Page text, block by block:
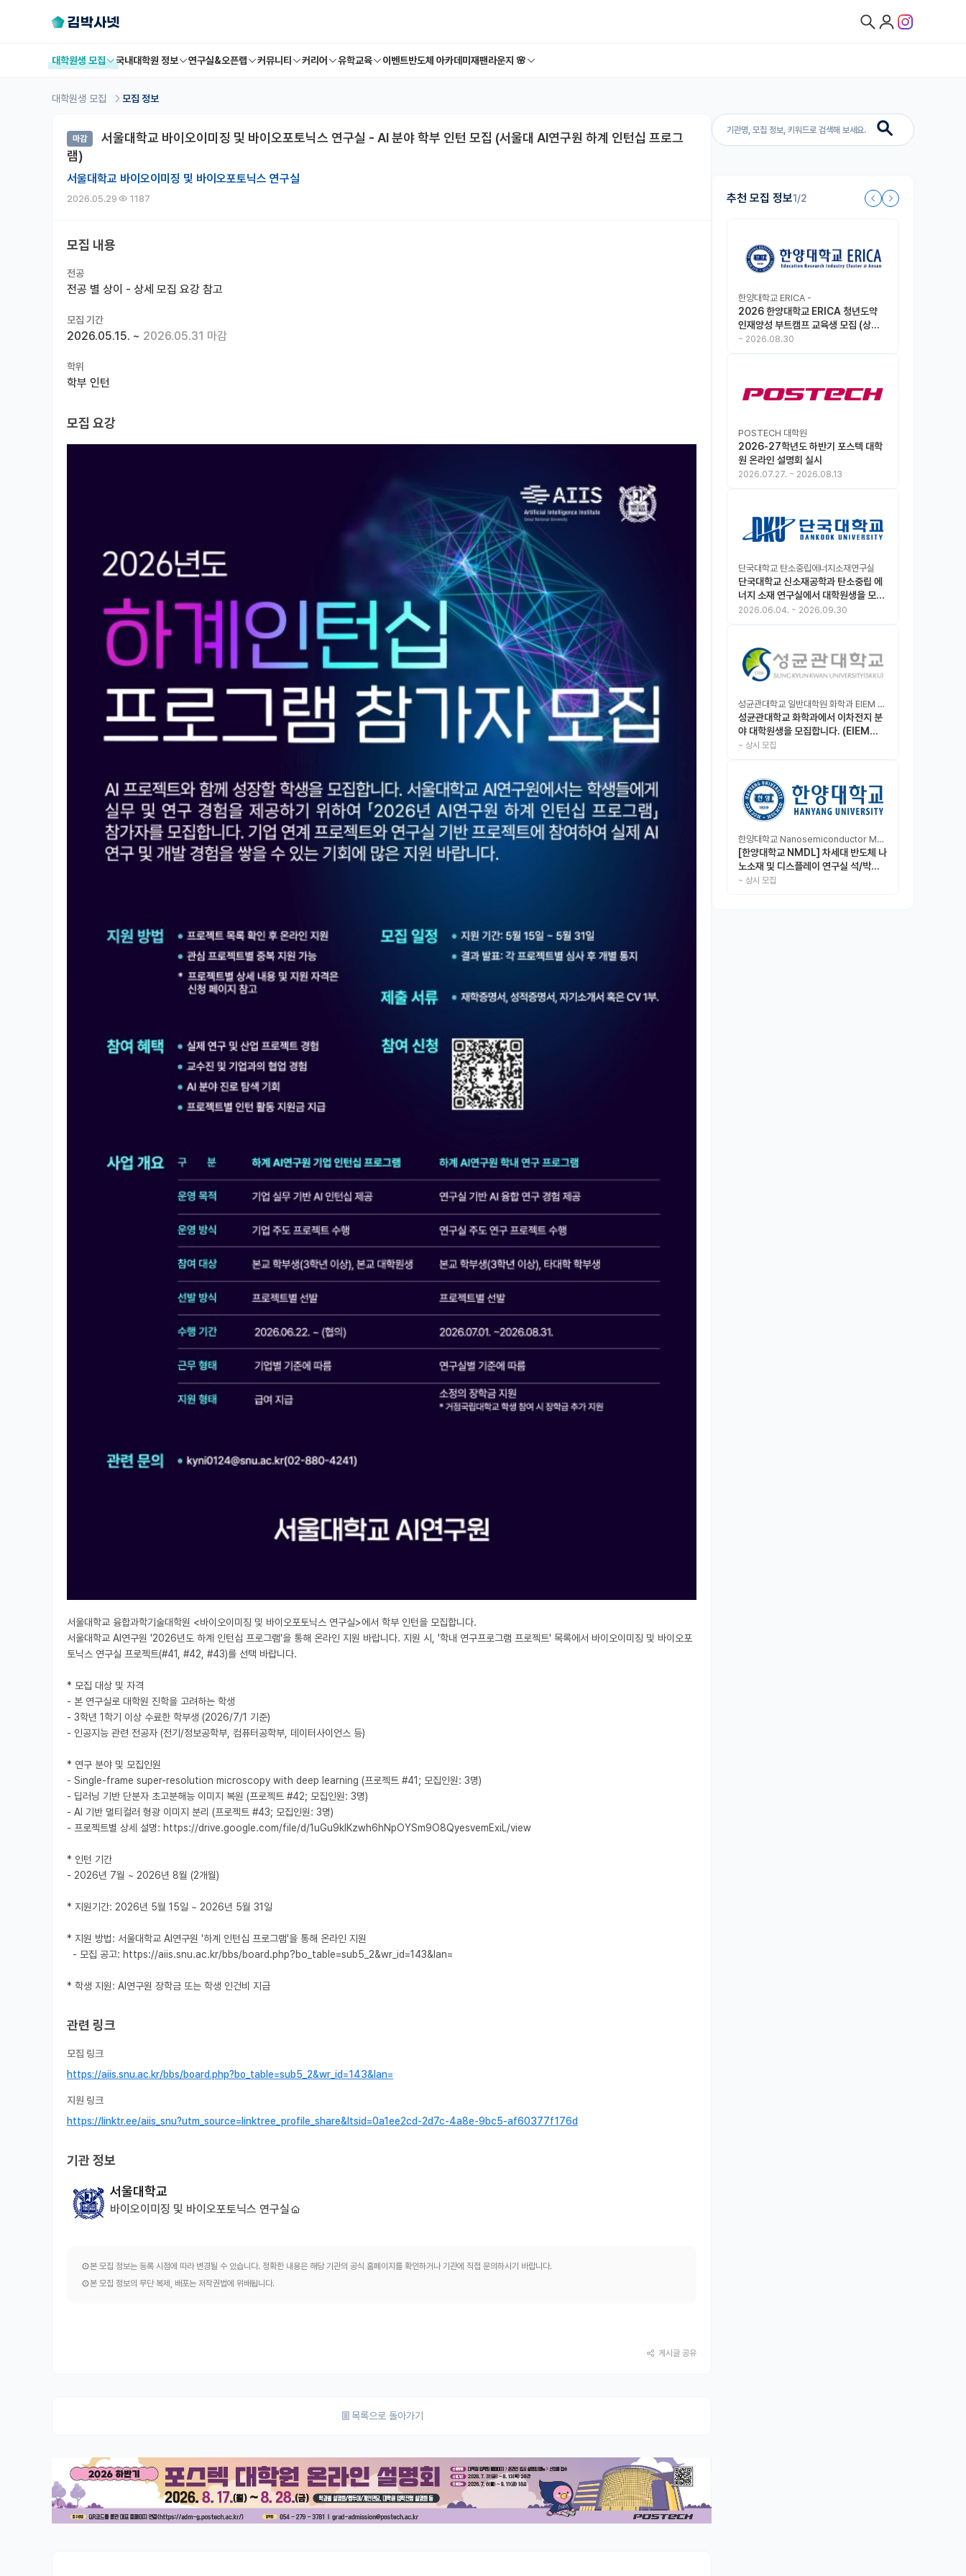
대학원생 모집 국내대학원 정보 연구실&오픈랩 커뮤니티 커리어 유학교육 이벤트반도체 아카데미 재팬라운지 🌸
대학원생 모집 모집 정보
추천 모집 정보1/2
한양대학교 ERICA -
2026 한양대학교 ERICA 청년도약
인재양성 부트캠프 교육생 모집 (상시
모집 중, 1차 마감 : ~8.30)
~ 2026.08.30
POSTECH 대학원
2026-27학년도 하반기 포스텍 대학
원 온라인 설명회 실시
2026.07.27. ~ 2026.08.13
단국대학교 탄소중립에너지소재연구실
단국대학교 신소재공학과 탄소중립 에
너지 소재 연구실에서 대학원생을 모집
합니다.
2026.06.04. ~ 2026.09.30
성균관대학교 일반대학원 화학과 EIEM Lab
성균관대학교 화학과에서 이차전지 분
야 대학원생을 모집합니다. (EIEM
Lab)
~ 상시 모집
한양대학교 Nanosemiconductor Materials & Display Laboratory
[한양대학교 NMDL] 차세대 반도체 나
노소재 및 디스플레이 연구실 석/박사/
인턴 모집
~ 상시 모집
마감
서울대학교 바이오이미징 및 바이오포토닉스 연구실 - AI 분야 학부 인턴 모집 (서울대 AI연구원 하계 인턴십 프로그
램)
서울대학교 바이오이미징 및 바이오포토닉스 연구실
2026.05.29 1187
모집 내용
전공
전공 별 상이 - 상세 모집 요강 참고
모집 기간
2026.05.15. ~ 2026.05.31 마감
학위
학부 인턴
모집 요강
서울대학교 융합과학기술대학원 <바이오이미징 및 바이오포토닉스 연구실>에서 학부 인턴을 모집합니다.
서울대학교 AI연구원 '2026년도 하계 인턴십 프로그램'을 통해 온라인 지원 바랍니다. 지원 시, '학내 연구프로그램 프로젝트' 목록에서 바이오이미징 및 바이오포
토닉스 연구실 프로젝트(#41, #42, #43)를 선택 바랍니다.
* 모집 대상 및 자격
- 본 연구실로 대학원 진학을 고려하는 학생
- 3학년 1학기 이상 수료한 학부생 (2026/7/1 기준)
- 인공지능 관련 전공자 (전기/정보공학부, 컴퓨터공학부, 데이터사이언스 등)
* 연구 분야 및 모집인원
- Single-frame super-resolution microscopy with deep learning (프로젝트 #41; 모집인원: 3명)
- 딥러닝 기반 단분자 초고분해능 이미지 복원 (프로젝트 #42; 모집인원: 3명)
- AI 기반 멀티컬러 형광 이미지 분리 (프로젝트 #43; 모집인원: 3명)
- 프로젝트별 상세 설명: https://drive.google.com/file/d/1uGu9kIKzwh6hNpOYSm9O8QyesvemExiL/view
* 인턴 기간
- 2026년 7월 ~ 2026년 8월 (2개월)
* 지원기간: 2026년 5월 15일 ~ 2026년 5월 31일
* 지원 방법: 서울대학교 AI연구원 '하계 인턴십 프로그램'을 통해 온라인 지원
* 학생 지원: AI연구원 장학금 또는 학생 인건비 지급
관련 링크
모집 링크
https://aiis.snu.ac.kr/bbs/board.php?bo_table=sub5_2&wr_id=143&lan=
지원 링크
https://linktr.ee/aiis_snu?utm_source=linktree_profile_share&ltsid=0a1ee2cd-2d7c-4a8e-9bc5-af60377f176d
기관 정보
서울대학교
바이오이미징 및 바이오포토닉스 연구실
본 모집 정보는 등록 시점에 따라 변경될 수 있습니다. 정확한 내용은 해당 기관의 공식 홈페이지를 확인하거나 기관에 직접 문의하시기 바랍니다.
본 모집 정보의 무단 복제, 배포는 저작권법에 위배됩니다.
게시글 공유
목록으로 돌아가기